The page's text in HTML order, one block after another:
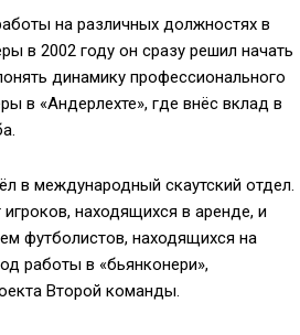
на различных должностях в
в 2002 году он сразу решил начать
динамику профессионального
в «Андерлехте», где внёс вклад в
в международный скаутский отдел.
находящихся в аренде, и
футболистов, находящихся на
работы в «бьянконери»,
Второй команды.